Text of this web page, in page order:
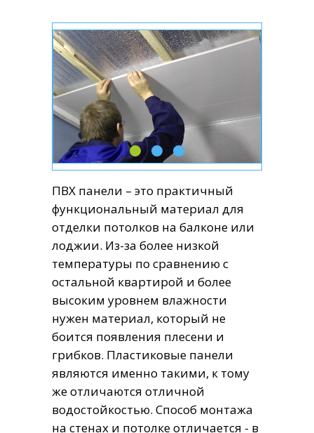
ПВХ панели – это практичный
функциональный материал для
отделки потолков на балконе или
лоджии. Из-за более низкой
температуры по сравнению с
остальной квартирой и более
высоким уровнем влажности
нужен материал, который не
боится появления плесени и
грибков. Пластиковые панели
являются именно такими, к тому
же отличаются отличной
водостойкостью. Способ монтажа
на стенах и потолке отличается - в